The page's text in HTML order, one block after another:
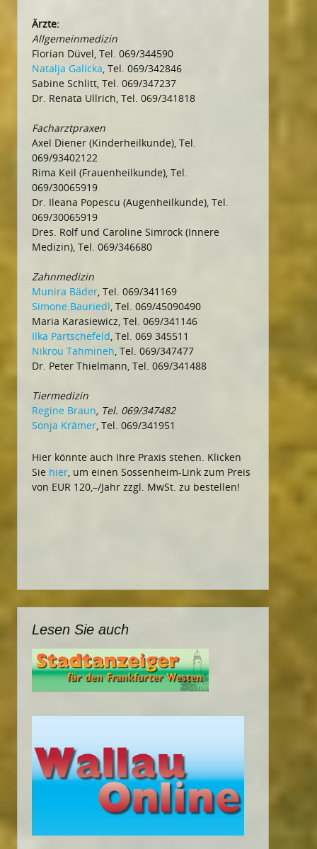
Ärzte:
Allgemeinmedizin
Florian Düvel, Tel. 069/344590
Natalja Galicka, Tel. 069/342846
Sabine Schlitt, Tel. 069/347237
Dr. Renata Ullrich, Tel. 069/341818
Facharztpraxen
Axel Diener (Kinderheilkunde), Tel.
069/93402122
Rima Keil (Frauenheilkunde), Tel.
069/30065919
Dr. Ileana Popescu (Augenheilkunde), Tel.
069/30065919
Dres. Rolf und Caroline Simrock (Innere
Medizin), Tel. 069/346680
Zahnmedizin
Munira Bäder, Tel. 069/341169
Simone Bauriedl, Tel. 069/45090490
Maria Karasiewicz, Tel. 069/341146
Ilka Partschefeld, Tel. 069 345511
Nikrou Tahmineh, Tel. 069/347477
Dr. Peter Thielmann, Tel. 069/341488
Tiermedizin
Regine Braun, Tel. 069/347482
Sonja Krämer, Tel. 069/341951
Hier könnte auch Ihre Praxis stehen. Klicken
Sie hier, um einen Sossenheim-Link zum Preis
von EUR 120,–/Jahr zzgl. MwSt. zu bestellen!
Lesen Sie auch